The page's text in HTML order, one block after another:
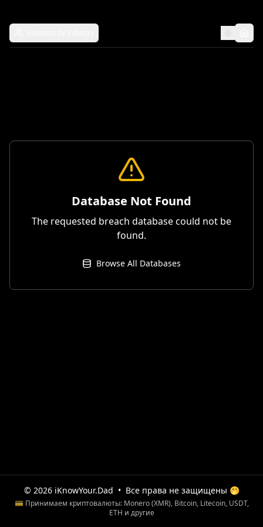
Database Not Found
The requested breach database could not be
found.
Browse All Databases
© 2026 iKnowYour.Dad • Все права не защищены 🤭
💳 Принимаем криптовалюты: Monero (XMR), Bitcoin, Litecoin, USDT,
ETH и другие